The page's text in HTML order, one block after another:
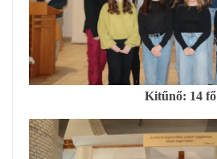
Kitűnő: 14 fő